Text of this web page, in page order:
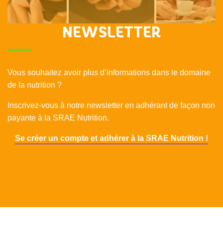
NEWSLETTER
Vous souhaitez avoir plus d’informations dans le domaine
de la nutrition ?
Inscrivez-vous à notre newsletter en adhérant de façon non
payante à la SRAE Nutrition.
Se créer un compte et adhérer à la SRAE Nutrition !